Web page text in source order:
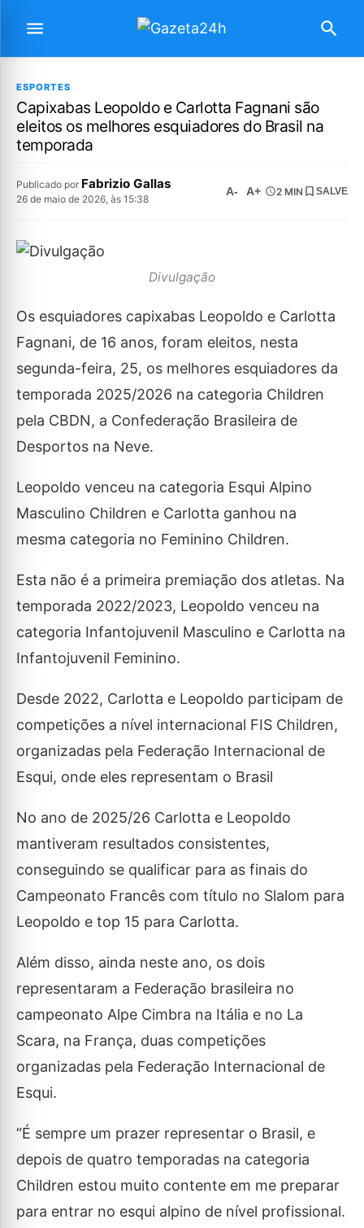
ESPORTES
Capixabas Leopoldo e Carlotta Fagnani são
eleitos os melhores esquiadores do Brasil na
temporada
Publicado por Fabrizio Gallas
26 de maio de 2026, às 15:38
A- A+ 2 MIN SALVE
Divulgação
Os esquiadores capixabas Leopoldo e Carlotta
Fagnani, de 16 anos, foram eleitos, nesta
segunda-feira, 25, os melhores esquiadores da
temporada 2025/2026 na categoria Children
pela CBDN, a Confederação Brasileira de
Desportos na Neve.
Leopoldo venceu na categoria Esqui Alpino
Masculino Children e Carlotta ganhou na
mesma categoria no Feminino Children.
Esta não é a primeira premiação dos atletas. Na
temporada 2022/2023, Leopoldo venceu na
categoria Infantojuvenil Masculino e Carlotta na
Infantojuvenil Feminino.
Desde 2022, Carlotta e Leopoldo participam de
competições a nível internacional FIS Children,
organizadas pela Federação Internacional de
Esqui, onde eles representam o Brasil
No ano de 2025/26 Carlotta e Leopoldo
mantiveram resultados consistentes,
conseguindo se qualificar para as finais do
Campeonato Francês com título no Slalom para
Leopoldo e top 15 para Carlotta.
Além disso, ainda neste ano, os dois
representaram a Federação brasileira no
campeonato Alpe Cimbra na Itália e no La
Scara, na França, duas competições
organizadas pela Federação Internacional de
Esqui.
“É sempre um prazer representar o Brasil, e
depois de quatro temporadas na categoria
Children estou muito contente em me preparar
para entrar no esqui alpino de nível profissional.